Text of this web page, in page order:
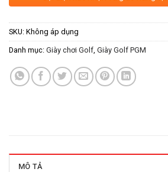
SKU: Không áp dụng
Danh mục: Giày chơi Golf, Giày Golf PGM
MÔ TẢ